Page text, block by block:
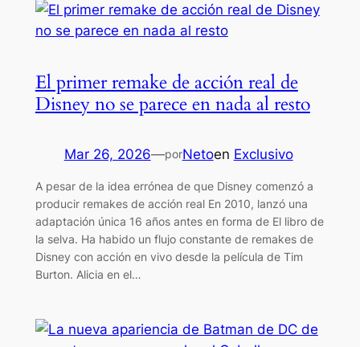
El primer remake de acción real de
Disney no se parece en nada al resto
Mar 26, 2026—porNetoen Exclusivo
A pesar de la idea errónea de que Disney comenzó a
producir remakes de acción real En 2010, lanzó una
adaptación única 16 años antes en forma de El libro de
la selva. Ha habido un flujo constante de remakes de
Disney con acción en vivo desde la película de Tim
Burton. Alicia en el…